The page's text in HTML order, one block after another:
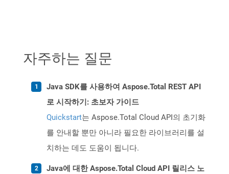
자주하는 질문
Java SDK를 사용하여 Aspose.Total REST API
로 시작하기: 초보자 가이드
Quickstart는 Aspose.Total Cloud API의 초기화
를 안내할 뿐만 아니라 필요한 라이브러리를 설
치하는 데도 도움이 됩니다.
Java에 대한 Aspose.Total Cloud API 릴리스 노